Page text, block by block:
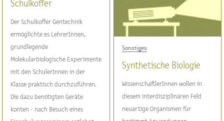
Schulkoffer
Der Schulkoffer Gentechnik
ermöglichte es LehrerInnen,
grundlegende
Molekularbiologische Experimente
mit den SchülerInnen in der
Klasse praktisch durchzuführen.
Die dazu benötigten Geräte
konten - nach Besuch eines
Sonstiges
Synthetische Biologie
WissenschaftlerInnen wollen in
diesem interdisziplinären Feld
neuartige Organismen für